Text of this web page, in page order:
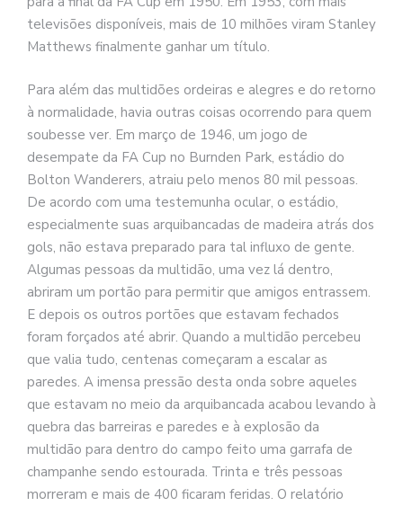
televisões disponíveis, mais de 10 milhões viram Stanley
Matthews finalmente ganhar um título.
Para além das multidões ordeiras e alegres e do retorno
à normalidade, havia outras coisas ocorrendo para quem
soubesse ver. Em março de 1946, um jogo de
desempate da FA Cup no Burnden Park, estádio do
Bolton Wanderers, atraiu pelo menos 80 mil pessoas.
De acordo com uma testemunha ocular, o estádio,
especialmente suas arquibancadas de madeira atrás dos
gols, não estava preparado para tal influxo de gente.
Algumas pessoas da multidão, uma vez lá dentro,
abriram um portão para permitir que amigos entrassem.
E depois os outros portões que estavam fechados
foram forçados até abrir. Quando a multidão percebeu
que valia tudo, centenas começaram a escalar as
paredes. A imensa pressão desta onda sobre aqueles
que estavam no meio da arquibancada acabou levando à
quebra das barreiras e paredes e à explosão da
multidão para dentro do campo feito uma garrafa de
champanhe sendo estourada. Trinta e três pessoas
morreram e mais de 400 ficaram feridas. O relatório